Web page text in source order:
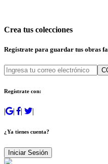
Crea tus colecciones
Regístrate para guardar tus obras
Regístrate con:
| | | |
¿Ya tienes cuenta?
Iniciar Sesión